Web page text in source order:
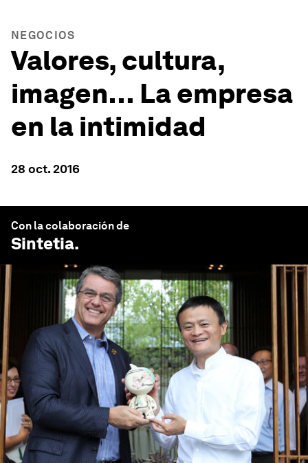
NEGOCIOS
Valores, cultura,
imagen… La empresa
en la intimidad
28 oct. 2016
Con la colaboración de
Sintetia.